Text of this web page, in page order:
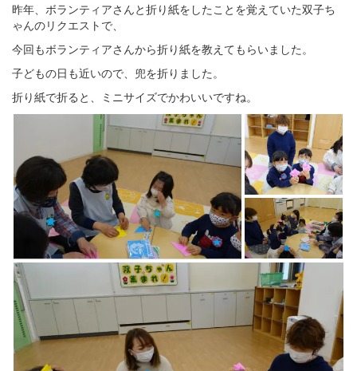
昨年、ボランティアさんと折り紙をしたことを覚えていた双子ち
ゃんのリクエストで、
今回もボランティアさんから折り紙を教えてもらいました。
子どもの日も近いので、兜を折りました。
折り紙で折ると、ミニサイズでかわいいですね。